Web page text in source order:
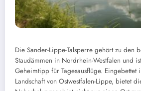
Die Sander-Lippe-Talsperre gehört zu den
Staudämmen in Nordrhein-Westfalen und
Geheimtipp für Tagesausflüge. Eingebettet
Landschaft von Ostwestfalen-Lippe, bietet